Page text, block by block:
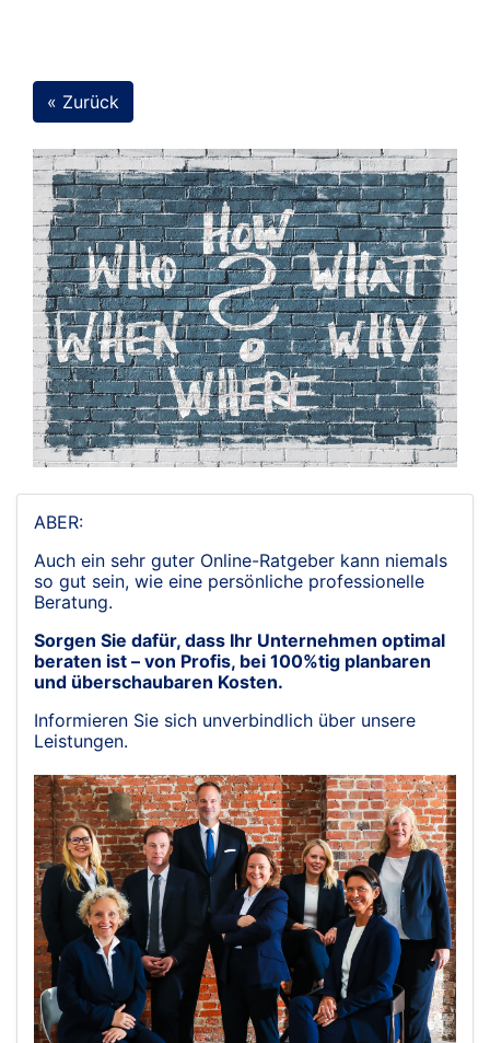
« Zurück
ABER:
Auch ein sehr guter Online-Ratgeber kann niemals
so gut sein, wie eine persönliche professionelle
Beratung.
Sorgen Sie dafür, dass Ihr Unternehmen optimal
beraten ist – von Profis, bei 100%tig planbaren
und überschaubaren Kosten.
Informieren Sie sich unverbindlich über unsere
Leistungen.